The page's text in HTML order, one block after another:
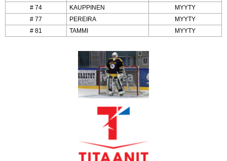
# 74
KAUPPINEN
MYYTY
# 77
PEREIRA
MYYTY
# 81
TAMMI MYYTY